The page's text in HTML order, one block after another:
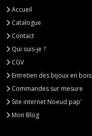
Accueil
Catalogue
Contact
Qui suis-je ?
CGV
Entretien des bijoux en bois
Commandes sur mesure
Site internet Noeud pap'
Mon Blog